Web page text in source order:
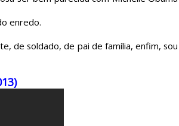
enredo.
de soldado, de pai de família, enfim, sou